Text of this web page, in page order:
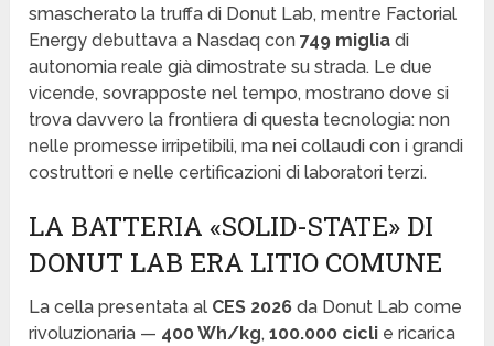
smascherato la truffa di Donut Lab, mentre Factorial
Energy debuttava a Nasdaq con749 miglia di
autonomia reale già dimostrate su strada. Le due
vicende, sovrapposte nel tempo, mostrano dove si
trova davvero la frontiera di questa tecnologia: non
nelle promesse irripetibili, ma nei collaudi con i grandi
costruttori e nelle certificazioni di laboratori terzi.
LA BATTERIA «SOLID-STATE» DI
DONUT LAB ERA LITIO COMUNE
La cella presentata al CES 2026 da Donut Lab come
rivoluzionaria — 400 Wh/kg,100.000 cicli e ricarica